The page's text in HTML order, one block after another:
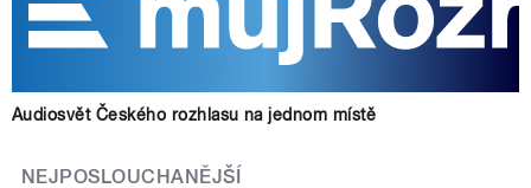
Audiosvět Českého rozhlasu na jednom místě
NEJPOSLOUCHANĚJŠÍ